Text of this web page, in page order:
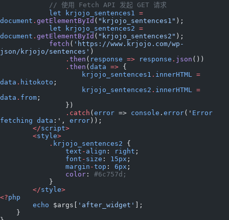
            // 使用 Fetch API 发起 GET 请求
            let
krjojo_sentences1
=
document . getElementById ( "krjojo_sentences1" );
            let
krjojo_sentences2 =
document . getElementById ( "krjojo_sentences2" );
            fetch
( 'https://www.krjojo.com/wp-
json/krjojo/sentences' )
                .
then ( response => response . json ())
                .
then (data => {
                    krjojo_sentences1
. innerHTML
=
data . hitokoto ;
                    krjojo_sentences2
. innerHTML
=
data . from ;
                })
                .
catch (error => console . error(' Error
fetching data :', error));
        </
script>
        <
style>
            .
krjojo_sentences2 {
                text
- align : right ;
                font
- size : 15px ;
                margin
-top : 6px ;
                color
: #6c757d;
            }
        </
style>
<?php
        echo
$args[ 'after_widget' ];
    }